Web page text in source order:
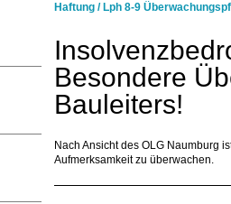
Haftung / Lph 8-9
Besondere
Bauleiters!
Nach Ansicht des OLG Naumburg
Aufmerksamkeit zu überwachen.